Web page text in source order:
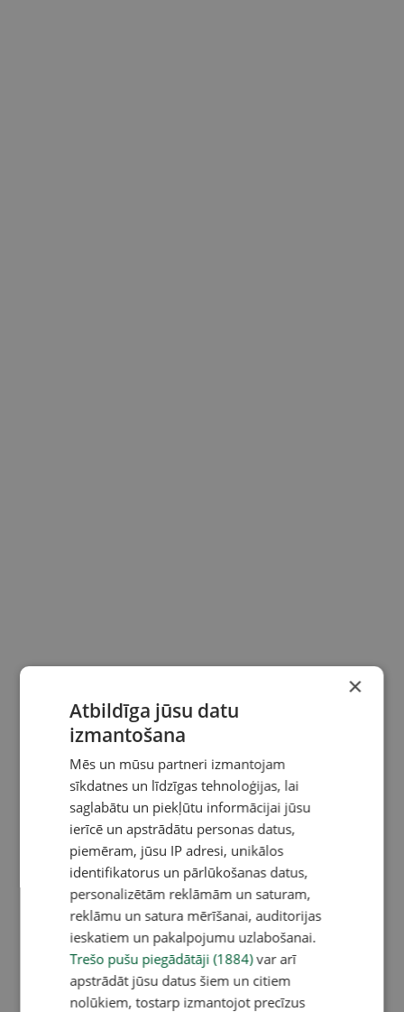
×
Atbildīga jūsu datu
izmantošana
Mēs un mūsu partneri izmantojam
sīkdatnes un līdzīgas tehnoloģijas, lai
saglabātu un piekļūtu informācijai jūsu
ierīcē un apstrādātu personas datus,
piemēram, jūsu IP adresi, unikālos
identifikatorus un pārlūkošanas datus,
personalizētām reklāmām un saturam,
reklāmu un satura mērīšanai, auditorijas
ieskatiem un pakalpojumu uzlabošanai.
Trešo pušu piegādātāji (1884)var arī
apstrādāt jūsu datus šiem un citiem
nolūkiem, tostarp izmantojot precīzus